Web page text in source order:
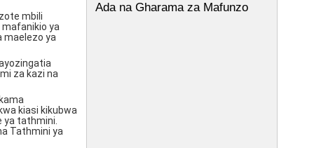
mbili
ya
maelezo ya
za kazi na
kiasi kikubwa
tathmini.
Tathmini ya
Ada na Gharama za Mafunzo